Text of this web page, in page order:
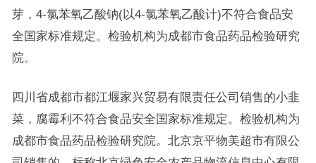
芽，4-氯苯氧乙酸钠(以4-氯苯氧乙酸计)不符合食品安
全国家标准规定。检验机构为成都市食品药品检验研究
院。
四川省成都市都江堰家兴贸易有限责任公司销售的小韭
菜，腐霉利不符合食品安全国家标准规定。检验机构为
成都市食品药品检验研究院。北京京平物美超市有限公